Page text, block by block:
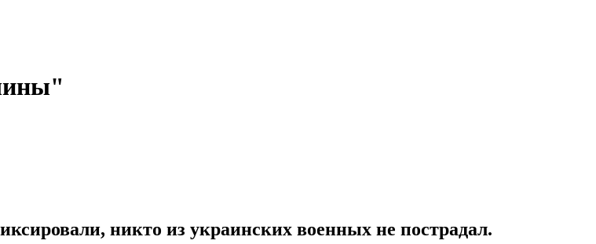
никто из украинских военных не пострадал.